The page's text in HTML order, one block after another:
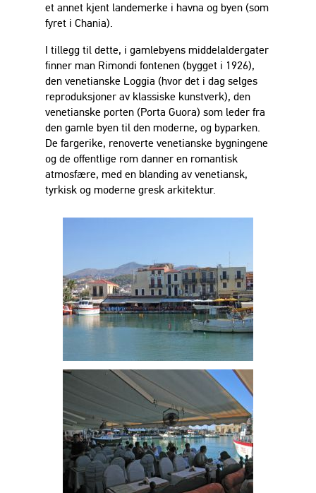
et annet kjent landemerke i havna og byen (som
fyret i Chania).
I tillegg til dette, i gamlebyens middelaldergater
finner man Rimondi fontenen (bygget i 1926),
den venetianske Loggia (hvor det i dag selges
reproduksjoner av klassiske kunstverk), den
venetianske porten (Porta Guora) som leder fra
den gamle byen til den moderne, og byparken.
De fargerike, renoverte venetianske bygningene
og de offentlige rom danner en romantisk
atmosfære, med en blanding av venetiansk,
tyrkisk og moderne gresk arkitektur.